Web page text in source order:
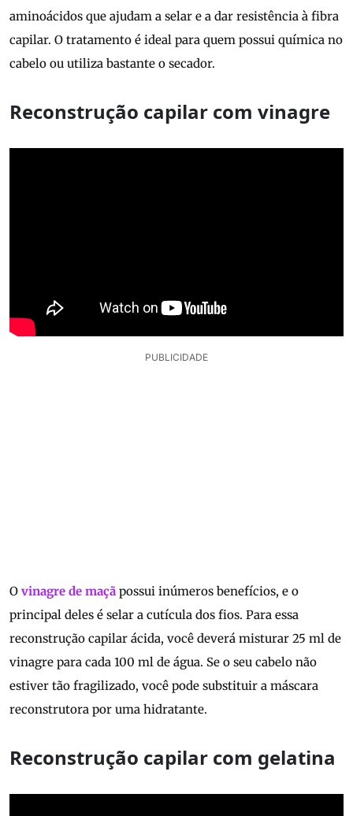
aminoácidos que ajudam a selar e a dar resistência à fibra
capilar. O tratamento é ideal para quem possui química no
cabelo ou utiliza bastante o secador.
Reconstrução capilar com vinagre
PUBLICIDADE
O vinagre de maçã possui inúmeros benefícios, e o
principal deles é selar a cutícula dos fios. Para essa
reconstrução capilar ácida, você deverá misturar 25 ml de
vinagre para cada 100 ml de água. Se o seu cabelo não
estiver tão fragilizado, você pode substituir a máscara
reconstrutora por uma hidratante.
Reconstrução capilar com gelatina